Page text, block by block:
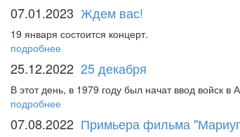
07.01.2023 Ждем вас!
19 января состоится концерт.
подробнее
25.12.2022 25 декабря
В этот день, в 1979 году был начат ввод войск в
подробнее
07.08.2022 Примьера фильма